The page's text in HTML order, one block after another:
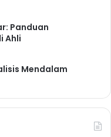
Panduan
Ahli
Mendalam